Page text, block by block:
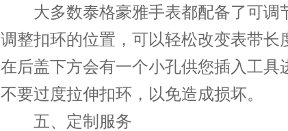
大多数泰格豪雅手表都配备了可调
调整扣环的位置，可以轻松改变表带长
在后盖下方会有一个小孔供您插入工具
不要过度拉伸扣环，以免造成损坏。
五、定制服务